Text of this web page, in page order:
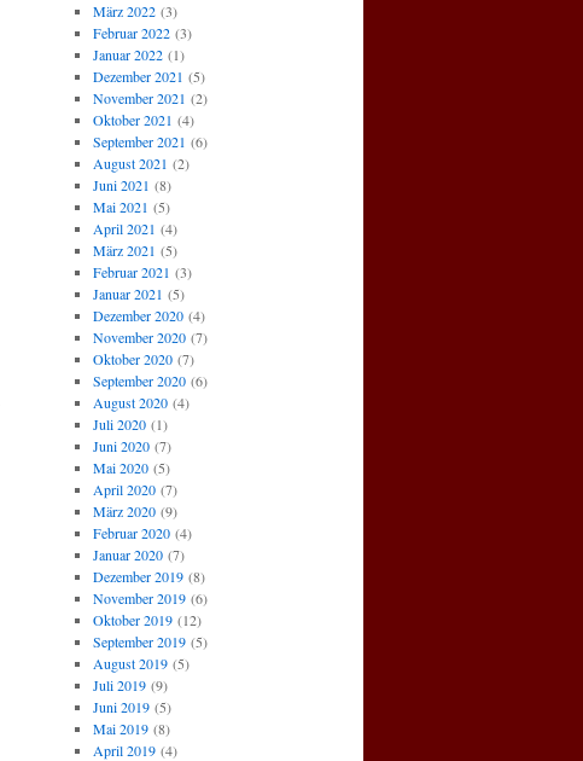
März 2022(3)
Februar 2022(3)
Januar 2022(1)
Dezember 2021 (5)
November 2021 (2)
Oktober 2021 (4)
September 2021 (6)
August 2021 (2)
Juni 2021 (8)
Mai 2021 (5)
April 2021 (4)
März 2021 (5)
Februar 2021 (3)
Januar 2021 (5)
Dezember 2020(4)
November 2020(7)
Oktober 2020(7)
September 2020(6)
August 2020(4)
Juli 2020(1)
Juni 2020(7)
Mai 2020(5)
April 2020(7)
März 2020(9)
Februar 2020(4)
Januar 2020(7)
Dezember 2019(8)
November 2019(6)
Oktober 2019(12)
September 2019(5)
August 2019(5)
Juli 2019(9)
Juni 2019(5)
Mai 2019(8)
April 2019(4)